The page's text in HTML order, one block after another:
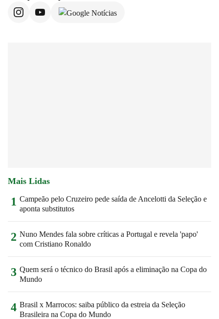
Mais Lidas
1 Campeão pelo Cruzeiro pede saída de Ancelotti da Seleção e
aponta substitutos
2 Nuno Mendes fala sobre críticas a Portugal e revela 'papo'
com Cristiano Ronaldo
3 Quem será o técnico do Brasil após a eliminação na Copa do
Mundo
4 Brasil x Marrocos: saiba público da estreia da Seleção
Brasileira na Copa do Mundo